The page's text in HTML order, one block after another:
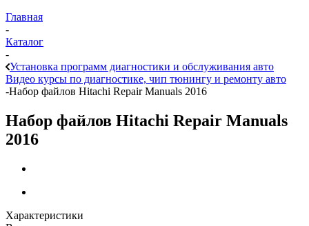
Главная
-
Каталог
-
Установка программ диагностики и обслуживания авто
Видео курсы по диагностике, чип тюнингу и ремонту авто
-Набор файлов Hitachi Repair Manuals 2016
Набор файлов Hitachi Repair Manuals
2016
Характеристики